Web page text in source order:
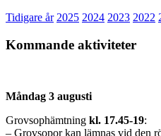
Tidigare år 2025 2024 2023 2022
Kommande aktiviteter
Måndag 3 augusti
Grovsophämtning kl. 17.45-19:
– Grovsopor kan lämnas vid den